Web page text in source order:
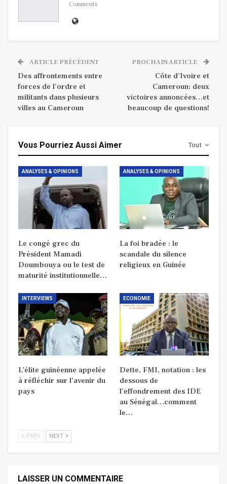
Comments
ARTICLE PRÉCÉDENT
Des affrontements entre
forces de l’ordre et
militants dans plusieurs
villes au Cameroun
PROCHAIN ARTICLE
Côte d’Ivoire et
Cameroun: deux
victoires annoncées…et
beaucoup de questions!
Tout
Vous Pourriez Aussi Aimer
ANALYSES & OPINIONS
Le congé grec du
Président Mamadi
Doumbouya ou le test de
maturité institutionnelle…
ANALYSES & OPINIONS
La foi bradée : le
scandale du silence
religieux en Guinée
INTERVIEWS
L’élite guinéenne appelée
à réfléchir sur l’avenir du
pays
ECONOMIE
Dette, FMI, notation : les
dessous de
l’effondrement des IDE
au Sénégal…comment
le…
PREV NEXT
LAISSER UN COMMENTAIRE